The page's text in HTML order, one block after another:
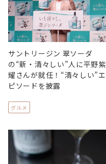
サントリージン 翠ソーダ
の“新・清々しい”人に平野紫
耀さんが就任！“清々しい”エ
ピソードを披露
グルメ